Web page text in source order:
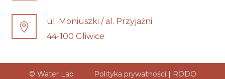
ul. Moniuszki / al. Przyjaźni
44-100 Gliwice
© Water Lab Polityka prywatności | RODO